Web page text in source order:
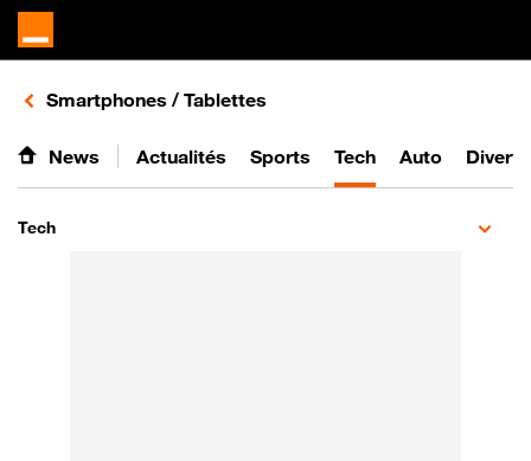
Retours vers le listing d'articles de la catégorie
Smartphones / Tablettes
News Actualités Sports Tech Auto
Tech